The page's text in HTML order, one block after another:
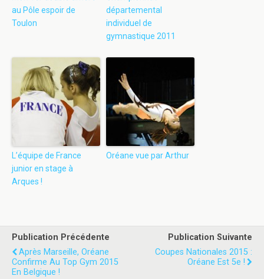
au Pôle espoir de
Toulon
départemental
individuel de
gymnastique 2011
L’équipe de France
junior en stage à
Arques !
Oréane vue par Arthur
Publication Précédente
Après Marseille, Oréane
Confirme Au Top Gym 2015
En Belgique !
Publication Suivante
Coupes Nationales 2015 :
Oréane Est 5e !